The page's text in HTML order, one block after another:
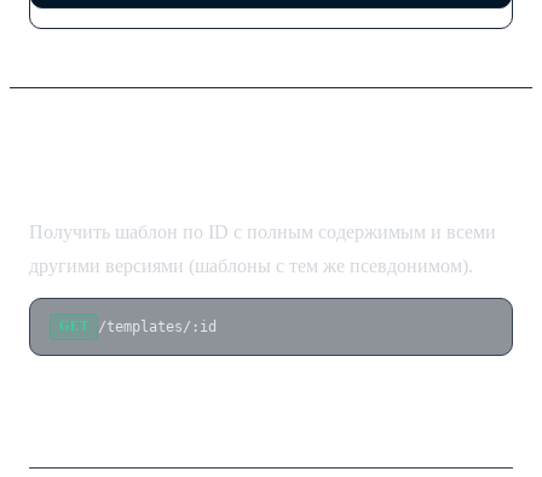
Получить шаблон по ID с полным содержимым и всеми
другими версиями (шаблоны с тем же псевдонимом).
GET /templates/:id